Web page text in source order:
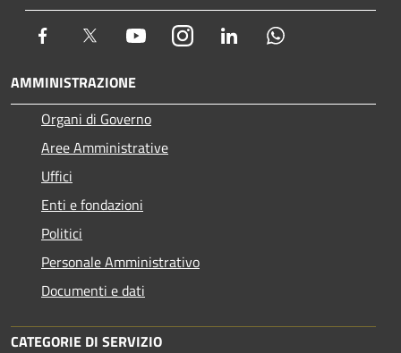
Facebook Twitter YoutubeInstagram LinkedIn
AMMINISTRAZIONE
Organi di Governo
Aree Amministrative
Uffici
Enti e fondazioni
Politici
Personale Amministrativo
Documenti e dati
CATEGORIE DI SERVIZIO